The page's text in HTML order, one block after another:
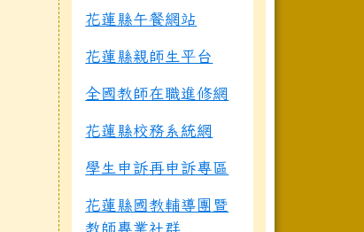
花蓮縣午餐網站
花蓮縣親師生平台
全國教師在職進修網
花蓮縣校務系統網
學生申訴再申訴專區
花蓮縣國教輔導團暨
教師專業社群